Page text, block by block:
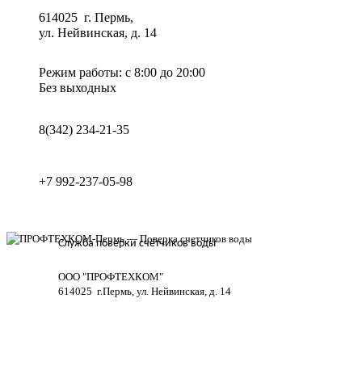
614025 г. Пермь,
ул. Нейвинская, д. 14
Режим работы: с 8:00 до 20:00
Без выходных
8(342) 234-21-35
+7 992-237-05-98
Служба поверки счётчиков воды
ООО "ПРОФТЕХКОМ"
614025 г.Пермь, ул. Нейвинская, д. 14